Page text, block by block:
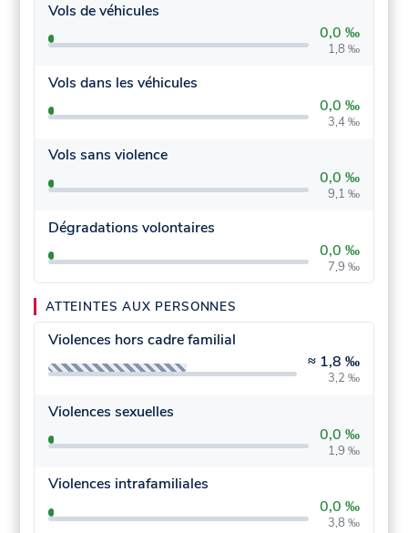
Vols de véhicules
0,0 ‰
1,8 ‰
Vols dans les véhicules
0,0 ‰
3,4 ‰
Vols sans violence
0,0 ‰
9,1 ‰
Dégradations volontaires
0,0 ‰
7,9 ‰
ATTEINTES AUX PERSONNES
Violences hors cadre familial
≈ 1,8 ‰
3,2 ‰
Violences sexuelles
0,0 ‰
1,9 ‰
Violences intrafamiliales
0,0 ‰
3,8 ‰